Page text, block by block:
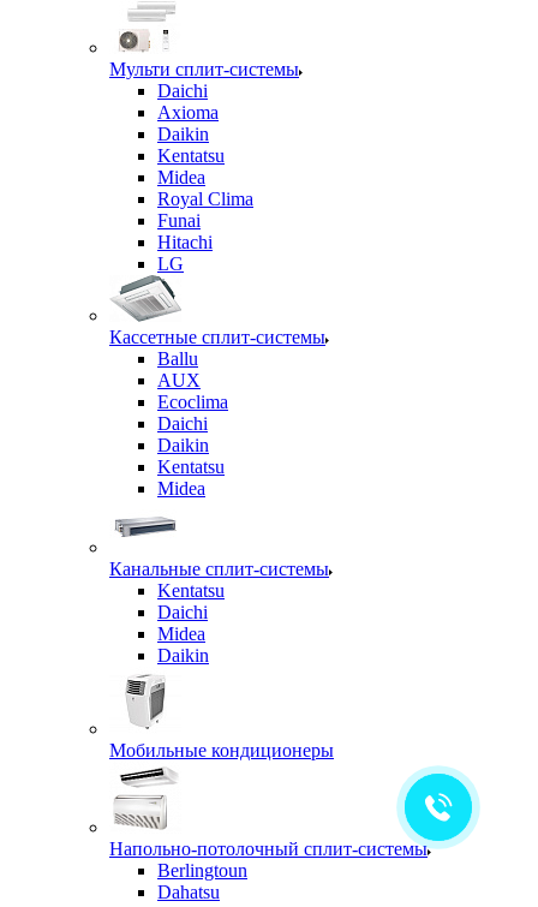
Мульти сплит-системы
Daichi
Axioma
Daikin
Kentatsu
Midea
Royal Clima
Funai
Hitachi
LG
Кассетные сплит-системы
Ballu
AUX
Ecoclima
Daichi
Daikin
Kentatsu
Midea
Канальные сплит-системы
Kentatsu
Daichi
Midea
Daikin
Мобильные кондиционеры
Напольно-потолочный сплит-системы
Berlingtoun
Dahatsu